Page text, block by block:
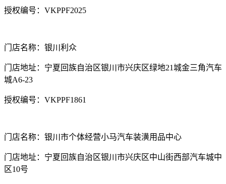
授权编号：VKPPF2025
门店名称：银川利众
门店地址：宁夏回族自治区银川市兴庆区绿地21城金三角汽车
城A6-23
授权编号：VKPPF1861
门店名称：银川市个体经营小马汽车装潢用品中心
门店地址：宁夏回族自治区银川市兴庆区中山街西部汽车城中
区10号